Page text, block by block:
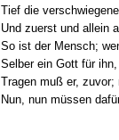
Tief die
Und zuerst und allein
So ist der Mensch;
Selber ein Gott für
Tragen muß er, zuvor;
Nun, nun müssen